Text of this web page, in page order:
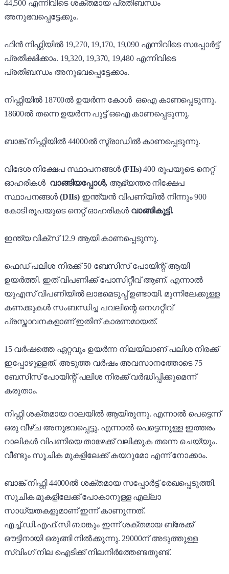
44,500 എന്നിവിടെ ശക്തമായ പ്രതിബന്ധം
അനുഭവപ്പെട്ടേക്കും.
ഫിൻ നിഫ്റ്റിയിൽ 19,270, 19,170, 19,090 എന്നിവിടെ സപ്പോർട്ട്
പ്രതീക്ഷിക്കാം. 19,320, 19,370, 19,480 എന്നിവിടെ
പ്രതിബന്ധം അനുഭവപ്പെട്ടേക്കാം.
നിഫ്റ്റിയിൽ 18700ൽ ഉയർന്ന കോൾ ഒഐ കാണപ്പെടുന്നു.
18600ൽ തന്നെ ഉയർന്ന പുട്ട് ഒഐ കാണപ്പെടുന്നു.
ബാങ്ക് നിഫ്റ്റിയിൽ 44000ൽ സ്ട്രാഡിൽ കാണപ്പെടുന്നു.
വിദേശ നിക്ഷേപ സ്ഥാപനങ്ങൾ(FIIs)400 രൂപയുടെ നെറ്റ്
ഓഹരികൾ വാങ്ങിയപ്പോൾ, ആഭ്യന്തര നിക്ഷേപ
സ്ഥാപനങ്ങൾ (DIIs) ഇന്ത്യൻ വിപണിയിൽ നിന്നും 900
കോടി രൂപയുടെ നെറ്റ് ഓഹരികൾ വാങ്ങികൂട്ടി.
ഇന്ത്യ വിക്സ് 12.9 ആയി കാണപ്പെടുന്നു.
ഫെഡ് പലിശ നിരക്ക് 50 ബേസിസ് പോയിന്റ് ആയി
ഉയർത്തി. ഇത് വിപണിക്ക് പോസിറ്റീവ് ആണ്. എന്നാൽ
യുഎസ് വിപണിയിൽ ലാഭമെടുപ്പ് ഉണ്ടായി. മുന്നിലേക്കുള്ള
കണക്കുകൾ സംബന്ധിച്ച പവലിന്റെ നെഗറ്റീവ്
പ്രസ്താവനകളാണ് ഇതിന് കാരണമായത്.
15 വർഷത്തെ ഏറ്റവും ഉയർന്ന നിലയിലാണ് പലിശ നിരക്ക്
ഇപ്പോഴുള്ളത്. അടുത്ത വർഷം അവസാനത്തോടെ 75
ബേസിസ് പോയിന്റ് പലിശ നിരക്ക് വർദ്ധിപ്പിക്കുമെന്ന്
കരുതാം.
നിഫ്റ്റി ശക്തമായ റാലയിൽ ആയിരുന്നു. എന്നാൽ പെട്ടെന്ന്
ഒരു വീഴ്ച അനുഭവപ്പെട്ടു. എന്നാൽ പെട്ടെന്നുള്ള ഇത്തരം
റാലികൾ വിപണിയെ താഴേക്ക് വലിക്കുക തന്നെ ചെയ്യും.
വീണ്ടും സൂചിക മുകളിലേക്ക് കയറുമോ എന്ന് നോക്കാം.
ബാങ്ക് നിഫ്റ്റി 44000ൽ ശക്തമായ സപ്പോർട്ട് രേഖപ്പെടുത്തി.
സൂചിക മുകളിലേക്ക് പോകാനുള്ള എല്ലാ
സാധ്യതകളുമാണ് ഇന്ന് കാണുന്നത്.
എച്ച്.ഡി.എഫ്.സി ബാങ്കും ഇന്ന് ശക്തമായ ബ്രേക്ക്
ഔട്ടിനായി ഒരുങ്ങി നിൽക്കുന്നു. 29000ന് അടുത്തുള്ള
സ്വിംഗ് നില ഐടിക്ക് നിലനിർത്തേണ്ടതുണ്ട്.